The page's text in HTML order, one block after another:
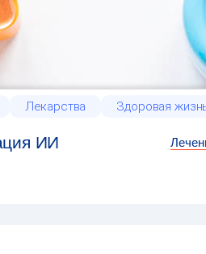
Лекарства Здоровая
ИИ